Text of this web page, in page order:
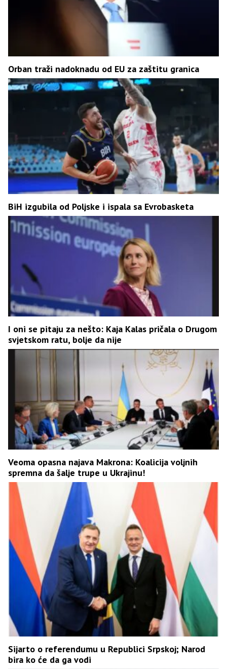
Orban traži nadoknadu od EU za zaštitu granica
BiH izgubila od Poljske i ispala sa Evrobasketa
I oni se pitaju za nešto: Kaja Kalas pričala o Drugom
svjetskom ratu, bolje da nije
Veoma opasna najava Makrona: Koalicija voljnih
spremna da šalje trupe u Ukrajinu!
Sijarto o referendumu u Republici Srpskoj; Narod
bira ko će da ga vodi